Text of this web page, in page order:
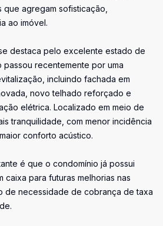
que agregam sofisticação,
ao imóvel.
destaca pelo excelente estado de
recentemente por uma
incluindo fachada em
novo telhado reforçado e
elétrica. Localizado em meio de
tranquilidade, com menor incidência
conforto acústico.
é que o condomínio já possui
caixa para futuras melhorias nas
de necessidade de cobrança de taxa